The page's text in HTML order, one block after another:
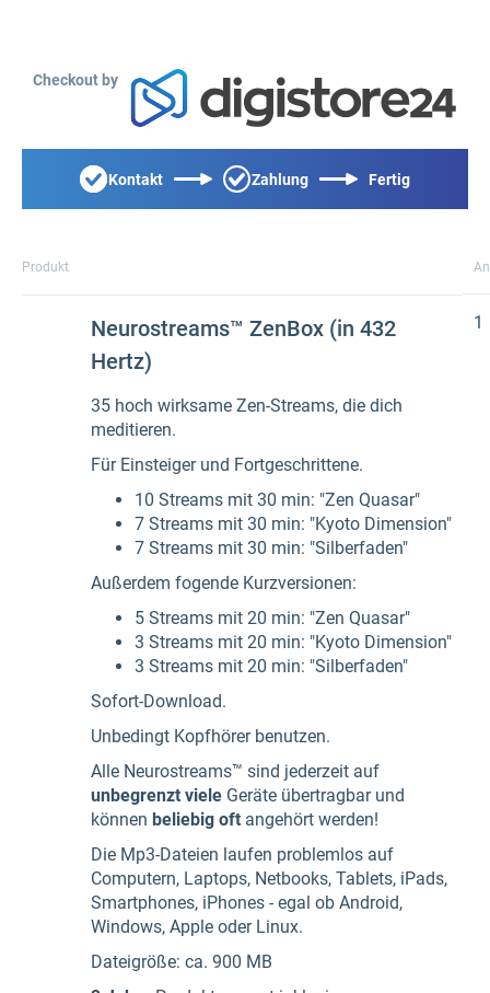
Checkout by
Kontakt Zahlung Fertig
Produkt
Neurostreams™ ZenBox (in 432
Hertz)
35 hoch wirksame Zen-Streams, die dich
meditieren.
Für Einsteiger und Fortgeschrittene.
10 Streams mit 30 min: "Zen Quasar"
7 Streams mit 30 min: "Kyoto Dimension"
7 Streams mit 30 min: "Silberfaden"
Außerdem fogende Kurzversionen:
5 Streams mit 20 min: "Zen Quasar"
3 Streams mit 20 min: "Kyoto Dimension"
3 Streams mit 20 min: "Silberfaden"
Sofort-Download.
Unbedingt Kopfhörer benutzen.
Alle Neurostreams™ sind jederzeit auf
unbegrenzt viele Geräte übertragbar und
können beliebig oft angehört werden!
Die Mp3-Dateien laufen problemlos auf
Computern, Laptops, Netbooks, Tablets, iPads,
Smartphones, iPhones - egal ob Android,
Windows, Apple oder Linux.
Dateigröße: ca. 900 MB
1